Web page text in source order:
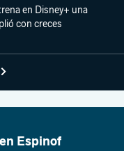
en Disney+ una
con creces
Espinof